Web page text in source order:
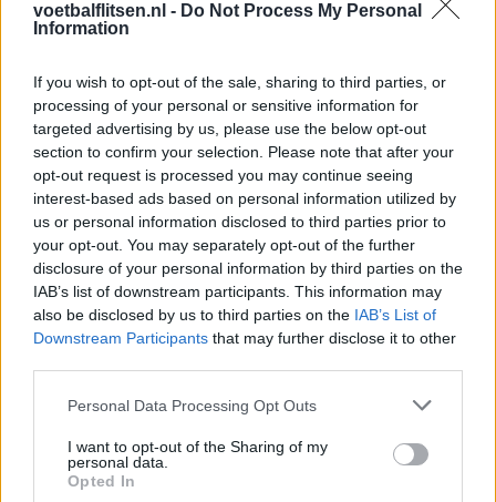
voetbalflitsen.nl - Do Not Process My Personal
Information
If you wish to opt-out of the sale, sharing to third parties, or
processing of your personal or sensitive information for
targeted advertising by us, please use the below opt-out
section to confirm your selection. Please note that after your
opt-out request is processed you may continue seeing
interest-based ads based on personal information utilized by
us or personal information disclosed to third parties prior to
your opt-out. You may separately opt-out of the further
disclosure of your personal information by third parties on the
IAB’s list of downstream participants. This information may
also be disclosed by us to third parties on the IAB’s List of
Downstream Participants that may further disclose it to other
Personal Data Processing Opt Outs
I want to opt-out of the Sharing of my
personal data.
Opted In
Ooit de toekomst van PSV, nu op weg naar de
Van Bommel begint bij België met achterstand:
niet tactisch, maar taalkundig
Transferclausule Joey Veerman uitgelegd: voor
dit bedrag kan PSV'er vertrekken
Dit ziet de Belgische voetbalbond in Mark van
Bommel als nieuwe bondscoach
serieuze optie
van Internazionale